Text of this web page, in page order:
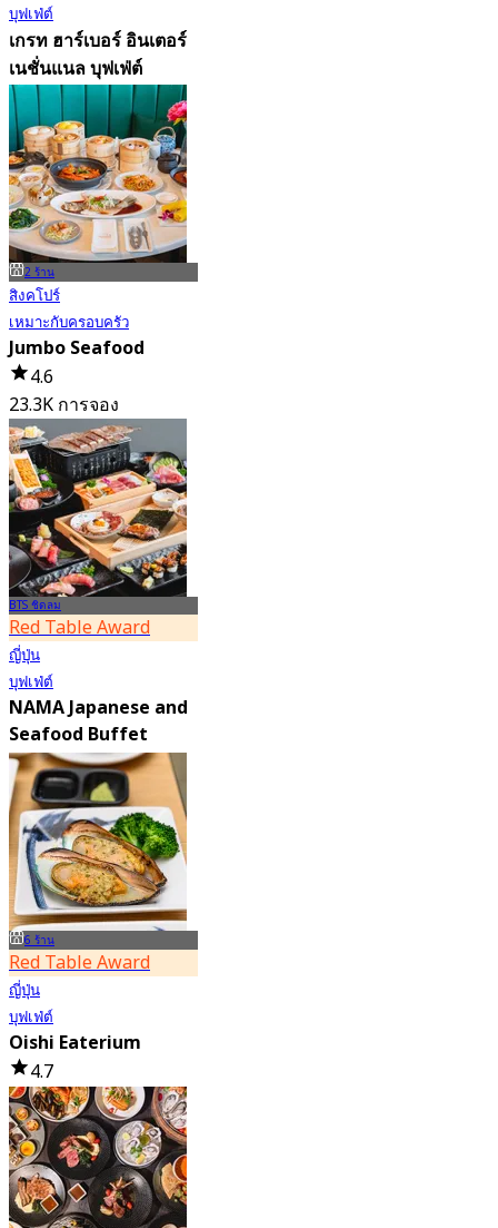
บุฟเฟ่ต์
เกรท ฮาร์เบอร์ อินเตอร์
เนชั่นแนล บุฟเฟ่ต์
4.7
91.1K การจอง
จาก฿ 999
2 ร้าน
สิงคโปร์
เหมาะกับครอบครัว
Jumbo Seafood
4.6
23.3K การจอง
จาก฿ 525
BTS ชิดลม
Red Table Award
ญี่ปุ่น
บุฟเฟ่ต์
NAMA Japanese and
Seafood Buffet
(Hungry Hub)
4.6
29.9K การจอง
จาก฿ 1,399.5
6 ร้าน
Red Table Award
ญี่ปุ่น
บุฟเฟ่ต์
Oishi Eaterium
4.7
43.5K การจอง
จาก฿ 587